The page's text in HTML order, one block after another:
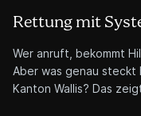
Rettung mit
Wer anruft, bekommt
Aber was genau steckt
Kanton Wallis? Das